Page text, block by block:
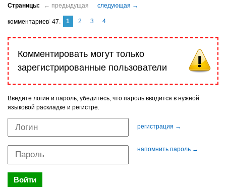
комментариев 47 1 2 3 4
Комментировать могут только
зарегистрированные пользователи
Введите логин и пароль, убедитесь, что пароль вводится в нужной
языковой раскладке и регистре.
регистрация →
напомнить пароль →